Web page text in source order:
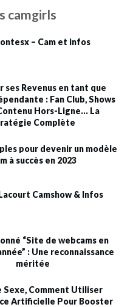
camgirls
– Cam et infos
ses Revenus en tant que
: Fan Club, Shows
Hors-Ligne… La
Complète
pour devenir un modèle
à succès en 2023
Camshow & Infos
“Site de webcams en
: Une reconnaissance
méritée
Sexe, Comment Utiliser
Artificielle Pour Booster